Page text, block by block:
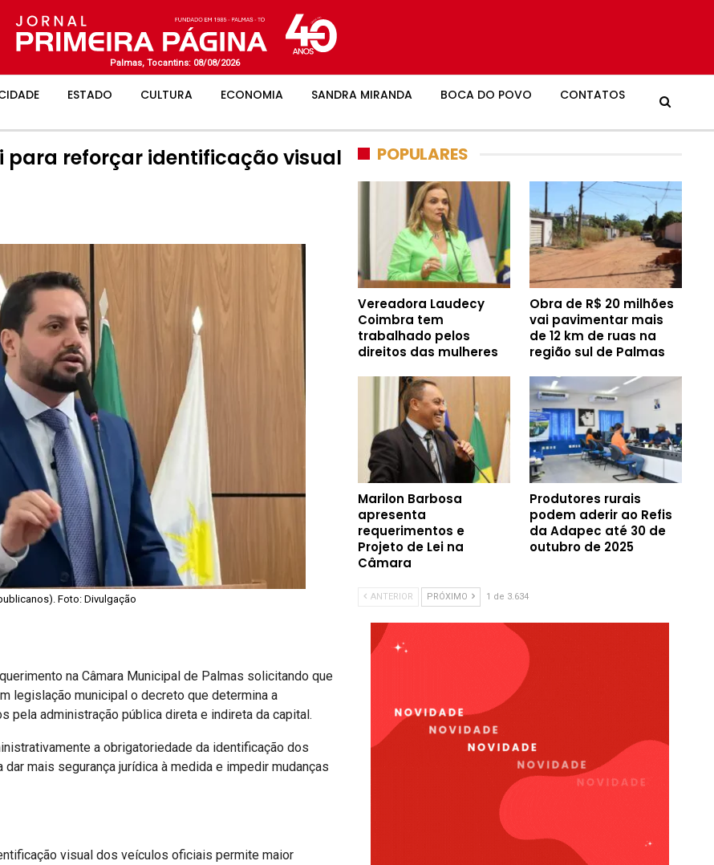
Palmas, Tocantins: 08/08/2026
ESTADO CULTURA ECONOMIA SANDRA MIRANDA BOCA DO POVO CONTATOS
para reforçar identificação visual
Foto: Divulgação
na Câmara Municipal de Palmas solicitando que
legislação municipal o decreto que determina a
administração pública direta e indireta da capital.
a obrigatoriedade da identificação dos
mais segurança jurídica à medida e impedir mudanças
visual dos veículos oficiais permite maior
POPULARES
Vereadora Laudecy
Coimbra tem
trabalhado pelos
direitos das mulheres
Obra de R$ 20 milhões
vai pavimentar mais
de 12 km de ruas na
região sul de Palmas
Marilon Barbosa
apresenta
requerimentos e
Projeto de Lei na
Câmara
Produtores rurais
podem aderir ao Refis
da Adapec até 30 de
outubro de 2025
ANTERIOR PRÓXIMO 1 de 3.634